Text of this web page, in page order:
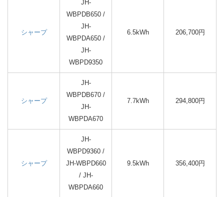
シャープ
JH-
WBPDB650 /
JH-
WBPDA650 /
JH-
WBPD9350
6.5kWh 206,700円
シャープ
JH-
WBPDB670 /
JH-
WBPDA670
7.7kWh 294,800円
シャープ
JH-
WBPD9360 /
JH-WBPD660
/ JH-
WBPDA660
9.5kWh 356,400円